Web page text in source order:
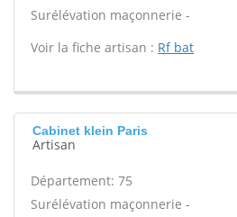
Surélévation maçonnerie -
Voir la fiche artisan : Rf bat
Cabinet klein Paris
Artisan
Département: 75
Surélévation maçonnerie -